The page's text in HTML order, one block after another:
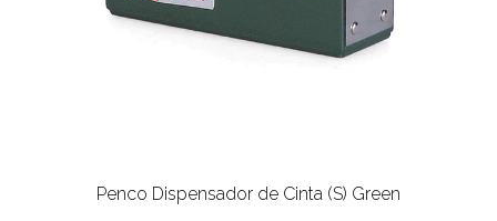
Penco Dispensador de Cinta (S) Green